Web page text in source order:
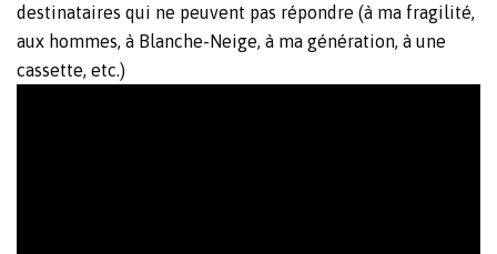
destinataires qui ne peuvent pas répondre (à ma fragilité,
aux hommes, à Blanche-Neige, à ma génération, à une
cassette, etc.)